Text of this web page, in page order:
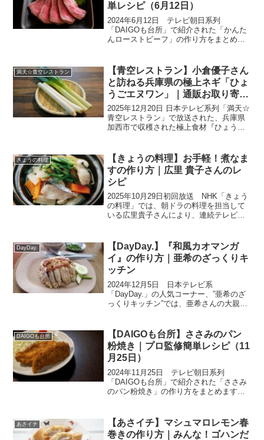
単レシピ（6月12日）
2024年6月12日 テレビ朝日系列
「DAIGOも台所」で紹介された「かんた
んローストビーフ」の作り方をまとめま
が、「頑張った自分へのご褒美メニュ
ー！」とのリクエストに...
満天☆青空レストラン
【青空レストラン】小倉優子さん
と訪ねる兵庫県の極上ネギ「ひょ
うごエヌワン」｜通販お取り寄せ
情報（12月20日）
2025年12月20日 日本テレビ系列「満天☆
青空レストラン」で放送された、兵庫県
加西市で収穫された極上食材『ひょうご
「おいし～！」と絶叫した新品種のネギ
「ひょうごエヌワ...
きょうの料理
【きょうの料理】お手軽！煮なま
すの作り方｜広里 貴子さんのレ
シピ
2025年10月29日初回放送 NHK「きょう
の料理」では、朝ドラの料理を担当して
いる広里貴子さんにより、連続テレビ小
土料理をアレンジして紹介していただき
ました。こ...
DayDay.
【DayDay.】『和風カオマンガ
イ』の作り方｜亜希のざっくりキ
ッチン
2024年12月5日 日本テレビ系
「DayDay.」の人気コーナー、”亜希のざ
っくりキッチン”では、亜希さんの大親友
が本気で勧める！亜希のざっくりごは
ん！」ということで...
DAIGOも台所
【DAIGOも台所】ささみのパン
粉焼き｜プロ監修簡単レシピ（11
月25日）
2024年11月25日 テレビ朝日系列
「DAIGOも台所」で紹介された「ささみ
のパン粉焼き」の作り方をまとめます。
イや唐揚げ以外にお弁当にぴったりのレ
シピを教えてくださ...
あさイチ
【あさイチ】マシュマロレモン春
巻きの作り方｜みんな！ゴハンだ